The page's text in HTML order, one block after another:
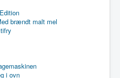
brændt malt mel
i ovn